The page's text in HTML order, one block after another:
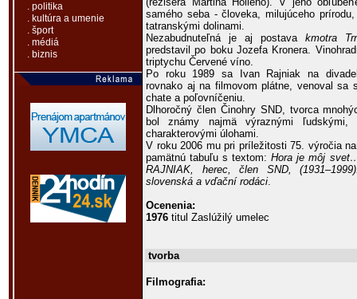
. politika
. kultúra a umenie
. šport
. médiá
. biznis
samého seba - človeka, milujúceho
tatranskými dolinami.
Nezabudnuteľná je aj postava kmotra
predstavil po boku Jozefa Kronera.
triptychu Červené víno.
Po roku 1989 sa Ivan Rajniak na
rovnako aj na filmovom plátne, venoval sa
chate a poľovníčeniu.
Dlhoročný člen Činohry SND, tvorca
bol známy najmä výraznými ľudskými,
charakterovými úlohami.
V roku 2006 mu pri príležitosti 75. výročia
pamätnú tabuľu s textom:Hora je môj
RAJNIAK, herec, člen SND,
slovenská a vďační rodáci.
Ocenenia:
1976 titul Zaslúžilý umelec
tvorba
Filmografia: